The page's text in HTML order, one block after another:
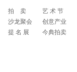
拍 卖
沙龙聚会
提 名 展
艺 术 节
创意产业
今典拍卖